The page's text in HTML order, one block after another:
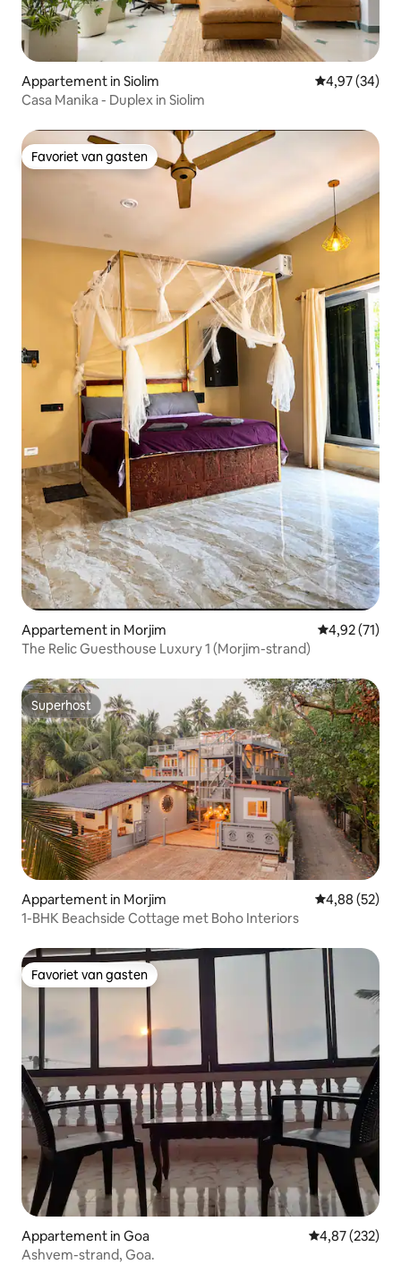
Appartement in Siolim Gemiddelde
4,97 (34)
Casa Manika - Duplex in Siolim
Favoriet van gasten
Favoriet van gasten
Appartement in Morjim Gemiddelde
4,92 (71)
The Relic Guesthouse Luxury 1 (Morjim-strand)
Superhost
Superhost
Appartement in Morjim Gemiddelde
4,88 (52)
1-BHK Beachside Cottage met Boho Interiors
Favoriet van gasten
Favoriet van gasten
Appartement in Goa Gemiddelde
4,87 (232)
Ashvem-strand, Goa.